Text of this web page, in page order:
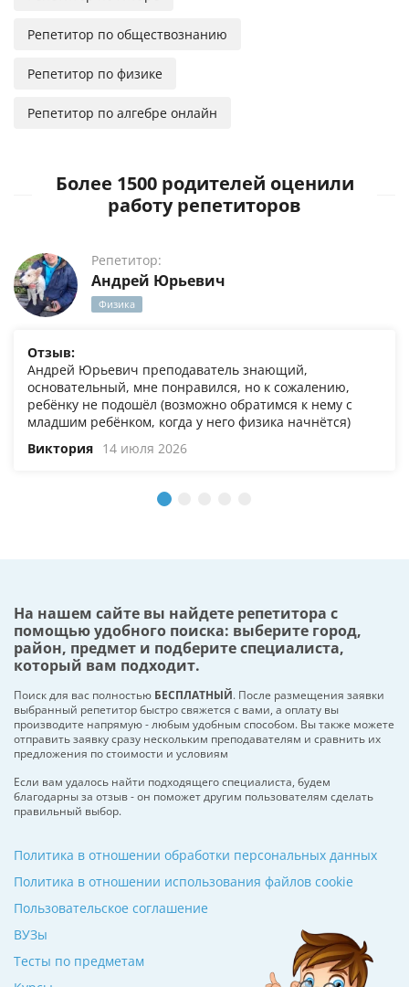
Репетитор по обществознанию
Репетитор по физике
Репетитор по алгебре онлайн
Более 1500 родителей оценили
работу репетиторов
Репетитор:
Андрей Юрьевич
Физика
Отзыв:
Андрей Юрьевич преподаватель знающий,
основательный, мне понравился, но к сожалению,
ребёнку не подошёл (возможно обратимся к нему с
младшим ребёнком, когда у него физика начнётся)
Виктория 14 июля 2026
На нашем сайте вы найдете репетитора с
помощью удобного поиска: выберите город,
район, предмет и подберите специалиста,
который вам подходит.
Поиск для вас полностью БЕСПЛАТНЫЙ. После размещения заявки
выбранный репетитор быстро свяжется с вами, а оплату вы
производите напрямую - любым удобным способом. Вы также можете
отправить заявку сразу нескольким преподавателям и сравнить их
предложения по стоимости и условиям
Если вам удалось найти подходящего специалиста, будем
благодарны за отзыв - он поможет другим пользователям сделать
правильный выбор.
ВУЗы
Тесты по предметам
Политика в отношении обработки персональных данных
Политика в отношении использования файлов cookie
Пользовательское соглашение